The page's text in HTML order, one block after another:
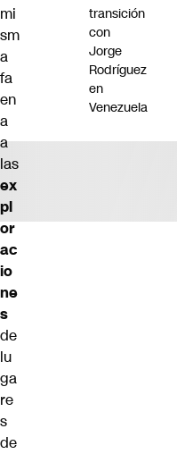
mi
sm
a
fa
en
a
a
las
ex
pl
or
ac
io
ne
s
de
lu
ga
re
s
de
transición
con
Jorge
Rodríguez
en
Venezuela